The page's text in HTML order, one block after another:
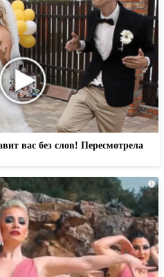
вас без слов! Пересмотрела
i